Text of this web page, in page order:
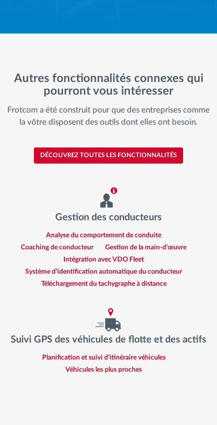
Autres fonctionnalités connexes qui
pourront vous intéresser
Frotcom a été construit pour que des entreprises comme
la vôtre disposent des outils dont elles ont besoin.
DÉCOUVREZ TOUTES LES FONCTIONNALITÉS
Gestion des conducteurs
Analyse du comportement de conduite
Coaching de conducteur
Gestion de la main-d’œuvre
Intégration avec VDO Fleet
Système d'identification automatique du conducteur
Téléchargement du tachygraphe à distance
Suivi GPS des véhicules de flotte et des actifs
Planification et suivi d'itinéraire véhicules
Véhicules les plus proches